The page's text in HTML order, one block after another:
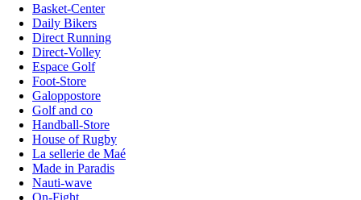
Basket-Center
Daily Bikers
Direct Running
Direct-Volley
Espace Golf
Foot-Store
Galoppostore
Golf and co
Handball-Store
House of Rugby
La sellerie de Maé
Made in Paradis
Nauti-wave
On-Fight